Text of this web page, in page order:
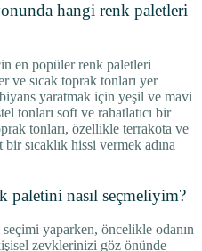
hangi renk paletleri
en popüler renk paletleri
ve sıcak toprak tonları yer
yaratmak için yeşil ve mavi
tonları soft ve rahatlatıcı bir
tonları, özellikle terrakota ve
sıcaklık hissi vermek adına
paletini nasıl seçmeliyim?
yaparken, öncelikle odanın
zevklerinizi göz önünde